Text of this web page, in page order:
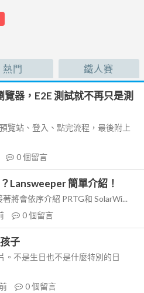
熱門 鐵人賽
器，E2E 測試就不再只是測
覽站、登入、點完流程，最後附上
0個留言
Lansweeper 簡單介紹！
將會依序介紹 PRTG和 SolarWi...
0個留言
子
。不是生日也不是什麼特別的日
0個留言